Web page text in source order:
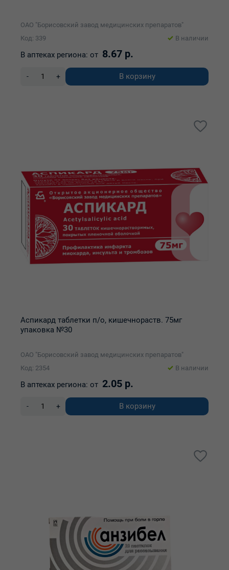
ОАО "Борисовский завод медицинских препаратов"
Код: 339
В наличии
В аптеках региона: от 8.67 р.
- + В корзину
Аспикард таблетки п/о, кишечнораств. 75мг
упаковка №30
ОАО "Борисовский завод медицинских препаратов"
Код: 2354
В наличии
В аптеках региона: от 2.05 р.
- + В корзину